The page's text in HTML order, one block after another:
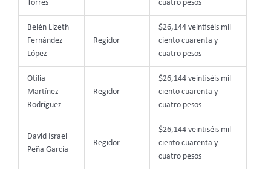
Torres
cuatro pesos
Belén Lizeth
Fernández
López
Regidor
$26,144 veintiséis mil
ciento cuarenta y
cuatro pesos
Otilia
Martínez
Rodríguez
Regidor
$26,144 veintiséis mil
ciento cuarenta y
cuatro pesos
David Israel
Peña García
Regidor
$26,144 veintiséis mil
ciento cuarenta y
cuatro pesos